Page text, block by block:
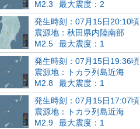
M2.3
最大震度：2
発生時刻：07月15日20:10頃
震源地：秋田県内陸南部
M2.5
最大震度：1
発生時刻：07月15日19:36頃
震源地：トカラ列島近海
M2.8
最大震度：1
発生時刻：07月15日17:07頃
震源地：トカラ列島近海
M2.9
最大震度：1